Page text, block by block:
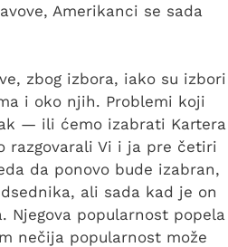
Amerikanci se sada
zbog izbora, iako su izbori
i oko njih. Problemi koji
— ili ćemo izabrati Kartera
razgovarali Vi i ja pre četiri
da ponovo bude izabran,
ali sada kad je on
Njegova popularnost popela
nečija popularnost može